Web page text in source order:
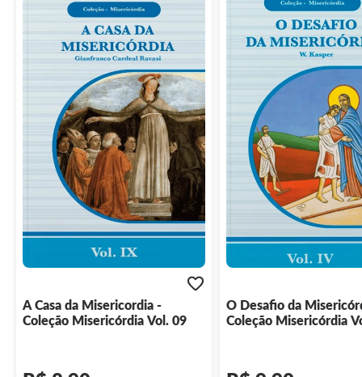
A Casa da Misericordia -
Coleção Misericórdia Vol. 09
O Desafio da
Coleção Misericórdia